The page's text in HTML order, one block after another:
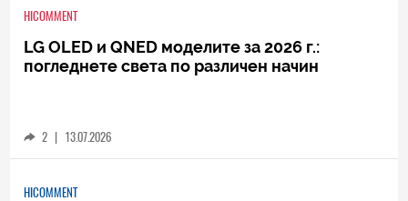
HICOMMENT
LG OLED и QNED моделите за 2026 г.:
погледнете света по различен начин
2 | 13.07.2026
HICOMMENT